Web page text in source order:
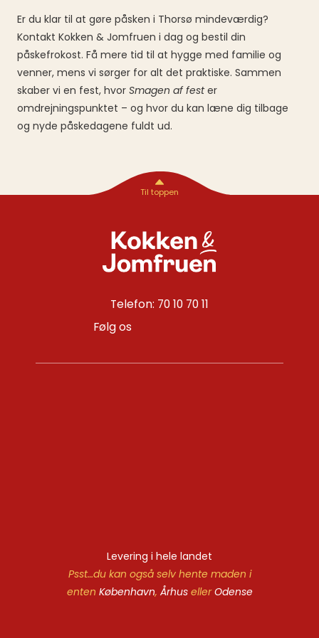
Er du klar til at gøre påsken i Thorsø mindeværdig?
Kontakt Kokken & Jomfruen i dag og bestil din
påskefrokost. Få mere tid til at hygge med familie og
venner, mens vi sørger for alt det praktiske. Sammen
skaber vi en fest, hvor Smagen af fester
omdrejningspunktet – og hvor du kan læne dig tilbage
og nyde påskedagene fuldt ud.
Telefon: 70 10 70 11
Følg os
Levering i hele landet
Psst…du kan også selv hente maden i
enten København, ÅrhusellerOdense